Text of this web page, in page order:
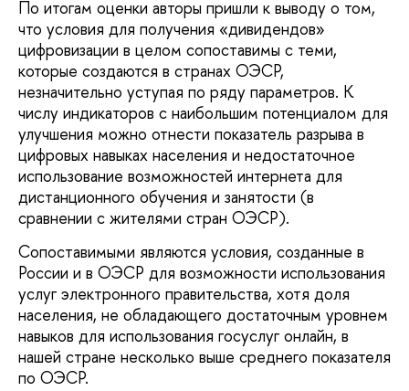
По итогам оценки авторы пришли к выводу о том,
что условия для получения «дивидендов»
цифровизации в целом сопоставимы с теми,
которые создаются в странах ОЭСР,
незначительно уступая по ряду параметров. К
числу индикаторов с наибольшим потенциалом для
улучшения можно отнести показатель разрыва в
цифровых навыках населения и недостаточное
использование возможностей интернета для
дистанционного обучения и занятости (в
сравнении с жителями стран ОЭСР).
Сопоставимыми являются условия, созданные в
России и в ОЭСР для возможности использования
услуг электронного правительства, хотя доля
населения, не обладающего достаточным уровнем
навыков для использования госуслуг онлайн, в
нашей стране несколько выше среднего показателя
по ОЭСР.